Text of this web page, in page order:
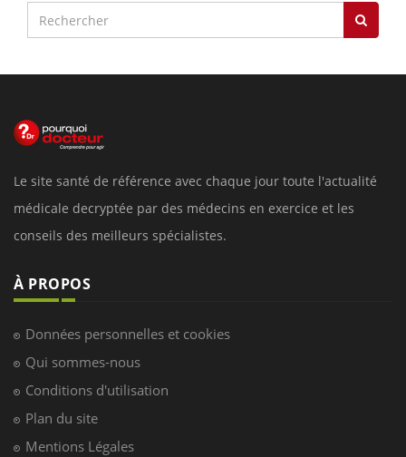
Le site santé de référence avec chaque jour toute l'actualité
médicale decryptée par des médecins en exercice et les
conseils des meilleurs spécialistes.
À PROPOS
Données personnelles et cookies
Qui sommes-nous
Conditions d'utilisation
Plan du site
Mentions Légales